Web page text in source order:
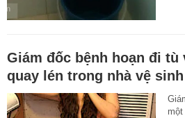
Giám đốc bệnh hoạn đi tù
quay lén trong nhà vệ